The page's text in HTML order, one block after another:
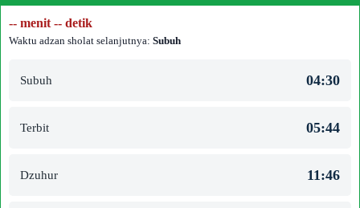
-- menit -- detik
Waktu adzan sholat selanjutnya: Subuh
Subuh 04:30
Terbit 05:44
Dzuhur 11:46